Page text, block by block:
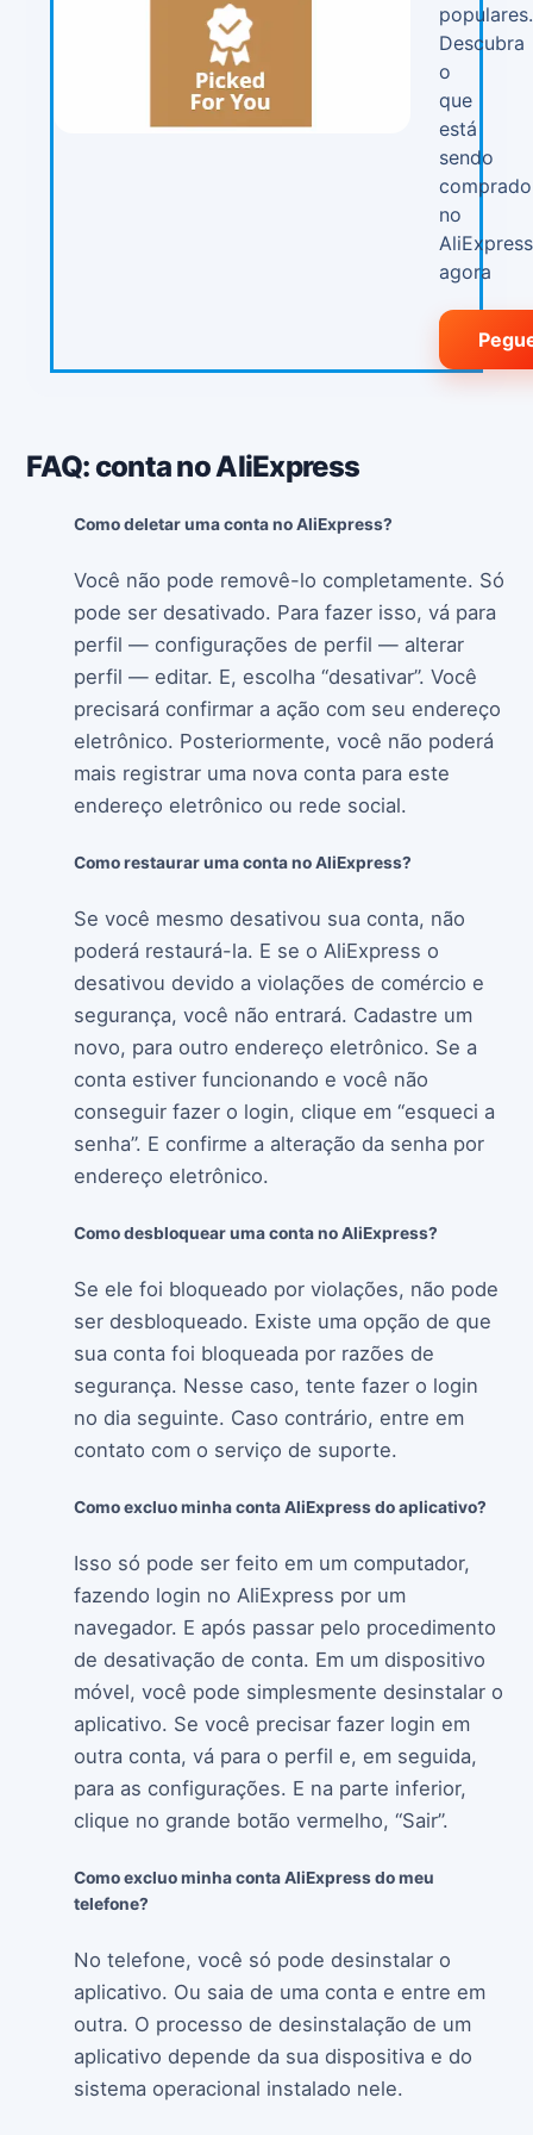
populares.
Descubra
o
que
está
sendo
comprado
no
AliExpress
agora
FAQ: conta no AliExpress
Como deletar uma conta no AliExpress?
Você não pode removê-lo completamente. Só
pode ser desativado. Para fazer isso, vá para
perfil — configurações de perfil — alterar
perfil — editar. E, escolha “desativar”. Você
precisará confirmar a ação com seu endereço
eletrônico. Posteriormente, você não poderá
mais registrar uma nova conta para este
endereço eletrônico ou rede social.
Como restaurar uma conta no AliExpress?
Se você mesmo desativou sua conta, não
poderá restaurá-la. E se o AliExpress o
desativou devido a violações de comércio e
segurança, você não entrará. Cadastre um
novo, para outro endereço eletrônico. Se a
conta estiver funcionando e você não
conseguir fazer o login, clique em “esqueci a
senha”. E confirme a alteração da senha por
endereço eletrônico.
Como desbloquear uma conta no AliExpress?
Se ele foi bloqueado por violações, não pode
ser desbloqueado. Existe uma opção de que
sua conta foi bloqueada por razões de
segurança. Nesse caso, tente fazer o login
no dia seguinte. Caso contrário, entre em
contato com o serviço de suporte.
Como excluo minha conta AliExpress do aplicativo?
Isso só pode ser feito em um computador,
fazendo login no AliExpress por um
navegador. E após passar pelo procedimento
de desativação de conta. Em um dispositivo
móvel, você pode simplesmente desinstalar o
aplicativo. Se você precisar fazer login em
outra conta, vá para o perfil e, em seguida,
para as configurações. E na parte inferior,
clique no grande botão vermelho, “Sair”.
Como excluo minha conta AliExpress do meu
telefone?
No telefone, você só pode desinstalar o
aplicativo. Ou saia de uma conta e entre em
outra. O processo de desinstalação de um
aplicativo depende da sua dispositiva e do
sistema operacional instalado nele.